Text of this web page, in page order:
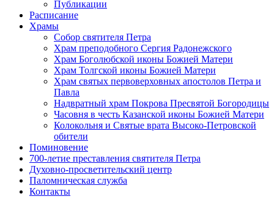
Публикации
Расписание
Храмы
Собор святителя Петра
Храм преподобного Сергия Радонежского
Храм Боголюбской иконы Божией Матери
Храм Толгской иконы Божией Матери
Храм святых первоверховных апостолов Петра и
Павла
Надвратный храм Покрова Пресвятой Богородицы
Часовня в честь Казанской иконы Божией Матери
Колокольня и Святые врата Высоко-Петровской
обители
Поминовение
700-летие преставления святителя Петра
Духовно-просветительский центр
Паломническая служба
Контакты